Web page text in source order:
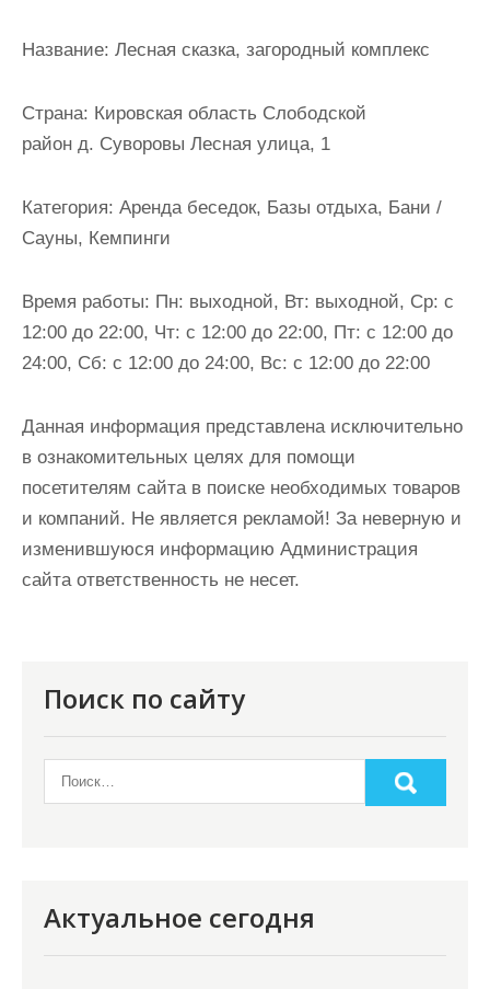
Название: Лесная сказка, загородный комплекс
Страна: Кировская область Слободской
район д. Суворовы Лесная улица, 1
Категория: Аренда беседок, Базы отдыха, Бани /
Сауны, Кемпинги
Время работы: Пн: выходной, Вт: выходной, Ср: с
12:00 до 22:00, Чт: с 12:00 до 22:00, Пт: с 12:00 до
24:00, Сб: с 12:00 до 24:00, Вс: с 12:00 до 22:00
Данная информация представлена исключительно
в ознакомительных целях для помощи
посетителям сайта в поиске необходимых товаров
и компаний. Не является рекламой! За неверную и
изменившуюся информацию Администрация
сайта ответственность не несет.
Поиск по сайту
Актуальное сегодня